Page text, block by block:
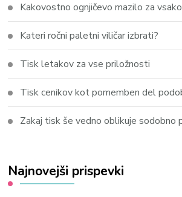
Kakovostno ognjičevo mazilo za
Kateri ročni paletni viličar izbrati?
Tisk letakov za vse priložnosti
Tisk cenikov kot pomemben del
Zakaj tisk še vedno oblikuje sodobno
Najnovejši prispevki